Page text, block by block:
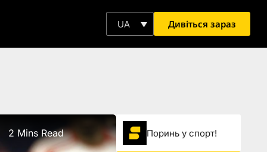
UA Дивіться зараз
2 Mins Read Поринь у спорт!